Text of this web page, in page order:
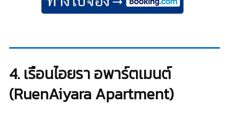
4. เรือนไอยรา อพาร์ตเมนต์
(RuenAiyara Apartment)